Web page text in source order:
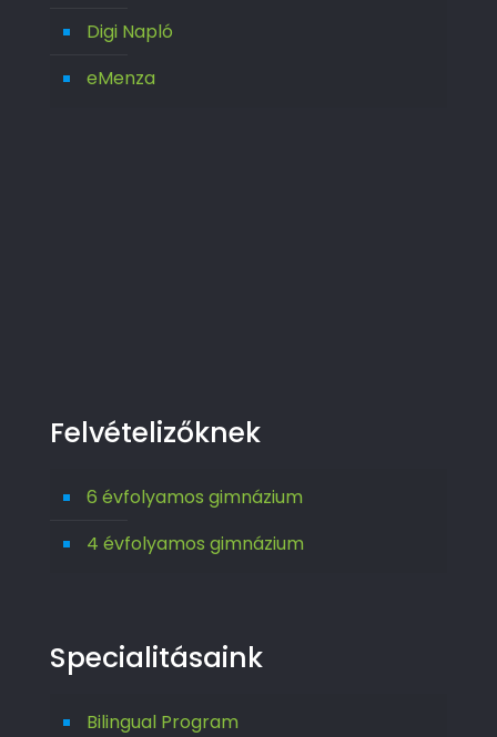
Digi Napló
eMenza
Felvételizőknek
6 évfolyamos gimnázium
4 évfolyamos gimnázium
Specialitásaink
Bilingual Program